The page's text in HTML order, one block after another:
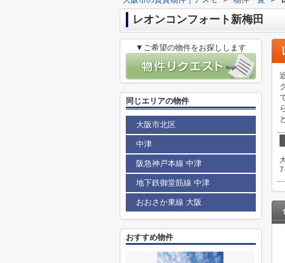
レオンコンフォート新梅田
▼ご希望の物件をお探しします
同じエリアの物件
大阪市北区
中津
阪急神戸本線 中津
地下鉄御堂筋線 中津
おおさか東線 大阪
おすすめ物件